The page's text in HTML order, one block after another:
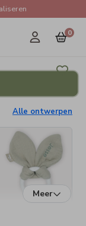
0
Alle ontwerpen
Meer